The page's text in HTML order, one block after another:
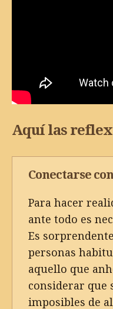
Aquí las
Conectarse
Para hacer
ante todo es
Es
personas
aquello que
considerar que
imposibles de